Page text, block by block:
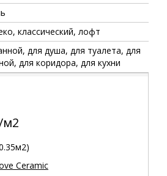
классический, лофт
для душа, для туалета, для
для коридора, для кухни
м2
Ceramic